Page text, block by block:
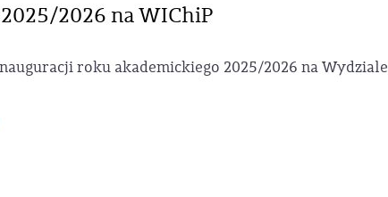
2026 na WIChiP
roku akademickiego 2025/2026 na Wydziale